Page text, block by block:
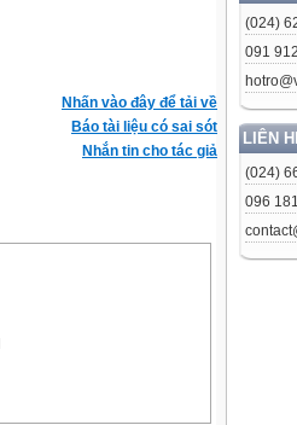
(024)
091
LIÊN
(024)
096
Nhấn vào đây để tải về
Báo tài liệu có sai sót
Nhắn tin cho tác giả